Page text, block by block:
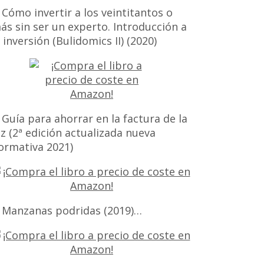
invertir a los veintitantos o
sin ser un experto. Introducción a
inversión (Bulidomics II) (2020)
para ahorrar en la factura de la
(2ª edición actualizada nueva
2021)
podridas (2019)…